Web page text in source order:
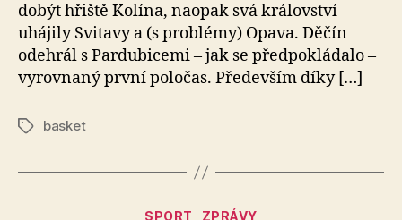
dobýt hřiště Kolína, naopak svá království
uhájily Svitavy a (s problémy) Opava. Děčín
odehrál s Pardubicemi – jak se předpokládalo –
vyrovnaný první poločas. Především díky […]
Štítkybasket
Rubriky
SPORT ZPRÁVY